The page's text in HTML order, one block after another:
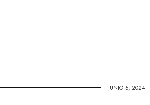
JUNIO 5, 2024